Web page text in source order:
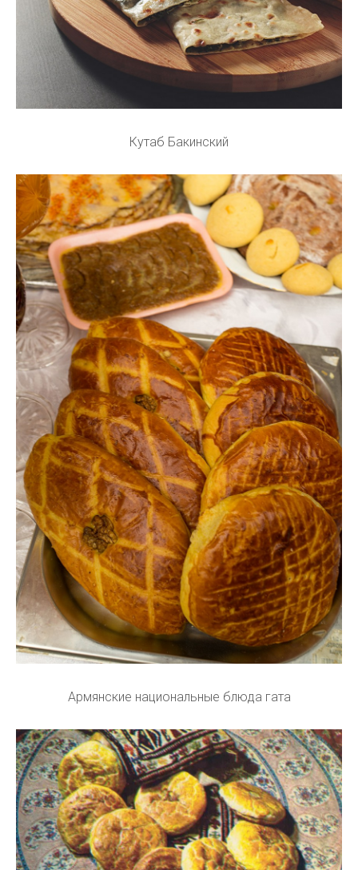
Кутаб Бакинский
Армянские национальные блюда гата